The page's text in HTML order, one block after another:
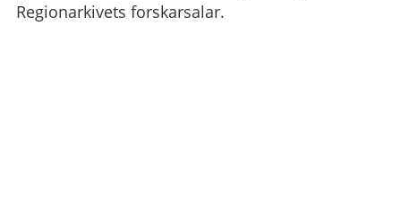
Regionarkivets forskarsalar.